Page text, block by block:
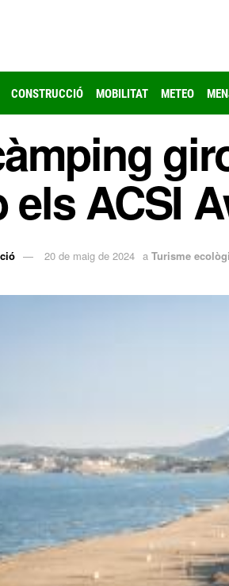
CONSTRUCCIÓ MOBILITAT METEO
els ACSI
20 de maig de 2024 a Turisme